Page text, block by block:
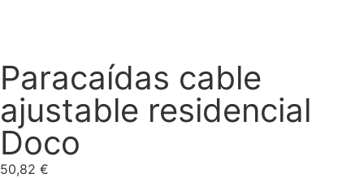
Paracaídas cable
ajustable residencial
Doco
50,82 €